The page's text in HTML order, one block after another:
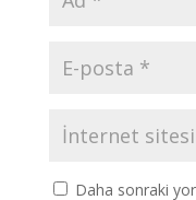
Daha sonraki